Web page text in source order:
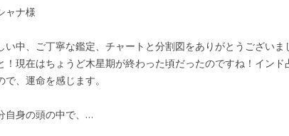
ャナ様
い中、ご丁寧な鑑定、チャートと分割図をありがとうございま
！現在はちょうど木星期が終わった頃だったのですね！イン
で、運命を感じます。
自身の頭の中で、…